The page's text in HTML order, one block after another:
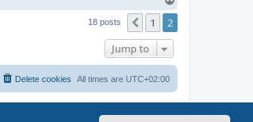
18 posts Previous
1 2
Jump to
All times are UTC+02:00
Delete cookies